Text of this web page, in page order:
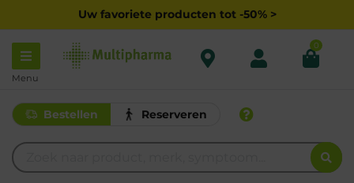
Uw favoriete producten tot -50% >
Menu
0
Bestellen Reserveren